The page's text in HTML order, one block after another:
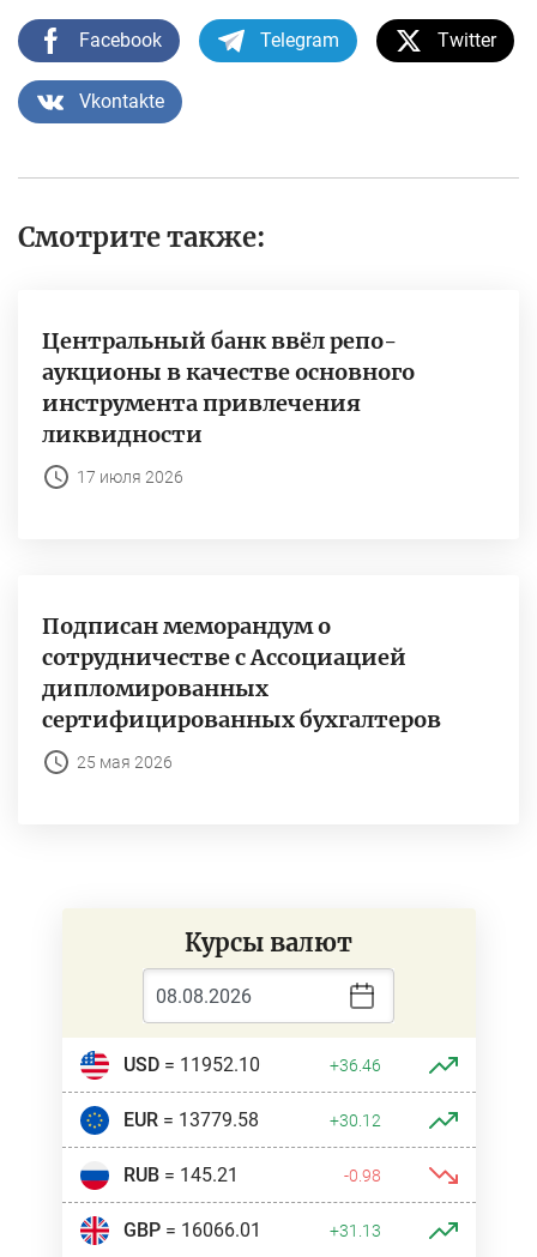
Facebook Telegram Twitter
Vkontakte
Смотрите также:
Центральный банк ввёл репо-
аукционы в качестве основного
инструмента привлечения
ликвидности
17 июля 2026
Подписан меморандум о
сотрудничестве с Ассоциацией
дипломированных
сертифицированных бухгалтеров
25 мая 2026
Курсы валют
USD= 11952.10 +36.46
EUR= 13779.58 +30.12
RUB= 145.21 -0.98
GBP= 16066.01 +31.13